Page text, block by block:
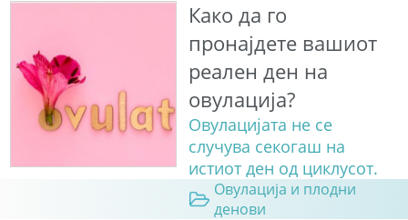
Како да го
пронајдете вашиот
реален ден на
овулација?
Овулацијата не се
случува секогаш на
истиот ден од циклусот.
Овулација и плодни
денови